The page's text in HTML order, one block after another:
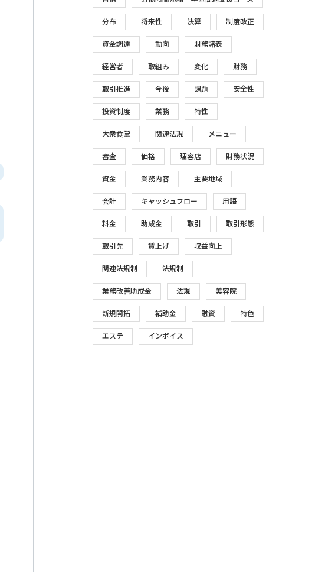
分布 将来性 決算 制度改正
資金調達 動向 財務諸表
経営者 取組み 変化 財務
取引推進 今後 課題 安全性
投資制度 業務 特性
大衆食堂 関連法規 メニュー
審査 価格 理容店 財務状況
資金 業務内容 主要地域
会計 キャッシュフロー 用語
料金 助成金 取引 取引形態
取引先 賃上げ 収益向上
関連法規制 法規制
業務改善助成金 法規 美容院
新規開拓 補助金 融資 特色
エステ インボイス